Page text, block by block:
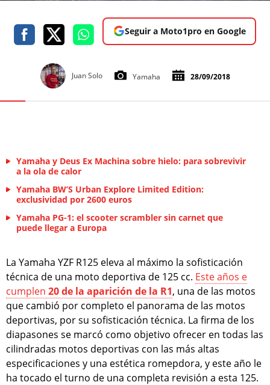
Seguir a Moto1pro en Google
Juan Solo Yamaha 28/09/2018
Yamaha y Deus Ex Machina sobre hielo: para sobrevivir
a la ola de calor
Yamaha BW’S Urban Explore Limited Edition:
exclusividad por 2600 euros
Yamaha PG-1: el scooter scrambler sin carnet que
puede llegar a Europa
La Yamaha YZF R125 eleva al máximo la sofisticación
técnica de una moto deportiva de 125 cc. Este años e
cumplen 20 de la aparición de la R1, una de las motos
que cambió por completo el panorama de las motos
deportivas, por su sofisticación técnica. La firma de los
diapasones se marcó como objetivo ofrecer en todas las
cilindradas motos deportivas con las más altas
especificaciones y una estética romepdora, y este año le
ha tocado el turno de una completa revisión a esta 125.